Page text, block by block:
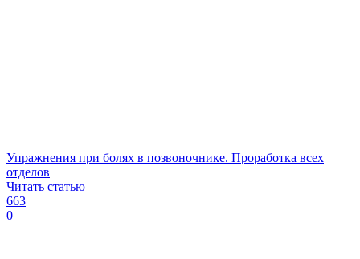
Упражнения при болях в позвоночнике. Проработка всех
отделов
Читать статью
663
0